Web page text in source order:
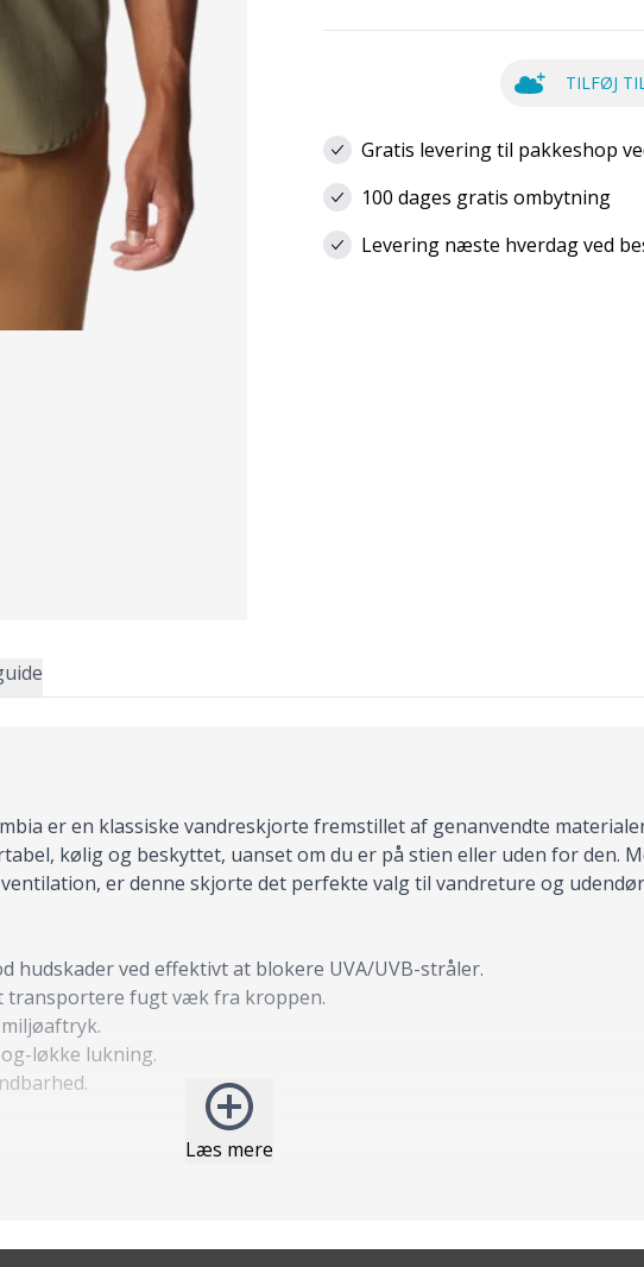
TILFØJ
Gratis levering til pakkeshop
100 dages gratis ombytning
Levering næste hverdag ved
Læs mere
er en klassiske vandreskjorte fremstillet af genanvendte
kølig og beskyttet, uanset om du er på stien eller uden for den.
er denne skjorte det perfekte valg til vandreture og
hudskader ved effektivt at blokere UVA/UVB-stråler.
transportere fugt væk fra kroppen.
løkke lukning.